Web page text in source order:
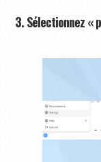
3. Sélectionnez «